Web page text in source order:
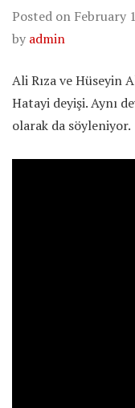
Posted on February
by admin
Ali Rıza ve Hüseyin
Hatayi deyişi. Aynı
olarak da söyleniyor.